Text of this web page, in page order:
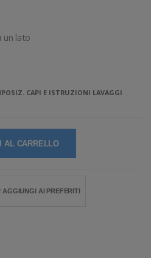
un lato
CAPI E ISTRUZIONI LAVAGGI
AL CARRELLO
AGGIUNGI AI PREFERITI